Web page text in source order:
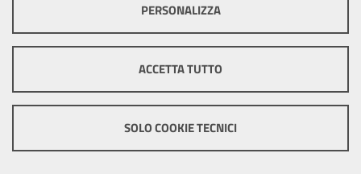
ottimale per ogni utente. Essi non raccolgono i tuoi dati e le tue
informazioni di navigazione per scopi di marketing e profilazione, e
pertanto possono essere utilizzati senza bisogno di acquisire il tuo
Mostra altre informazioni
PERSONALIZZA
ACCETTA TUTTO
SOLO COOKIE TECNICI
Mappa del sito
Cookie